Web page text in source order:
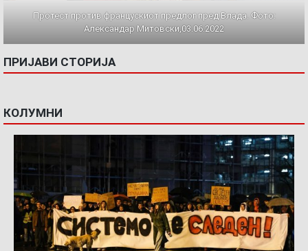
Протест против францускиот предлог пред Влада. Фото:
Александар Митовски,03.06.2022
ПРИЈАВИ СТОРИЈА
КОЛУМНИ